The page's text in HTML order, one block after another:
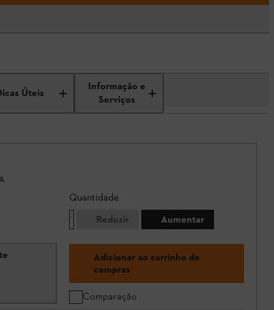
Úteis
Informação e
Serviços
Quantidade
Reduzir
Aumentar
Adicionar ao carrinho de
compras
Comparação